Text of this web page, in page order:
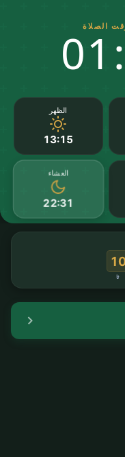
الظهر
13:15
العشاء
22:31
ثا